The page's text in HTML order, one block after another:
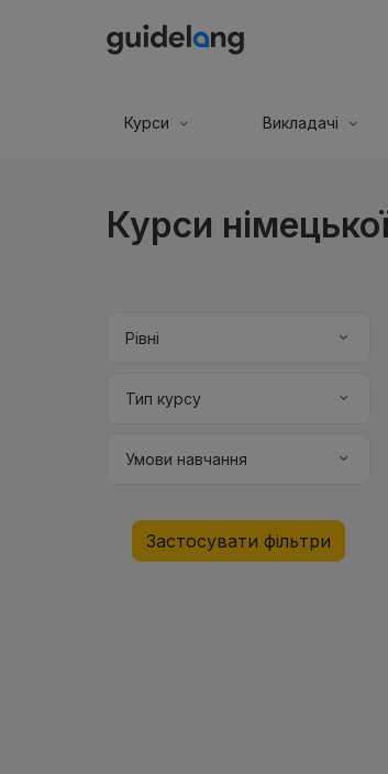
Курси Викладачі
Курси
Рівні
Тип курсу
Умови навчання
Застосувати фільтри